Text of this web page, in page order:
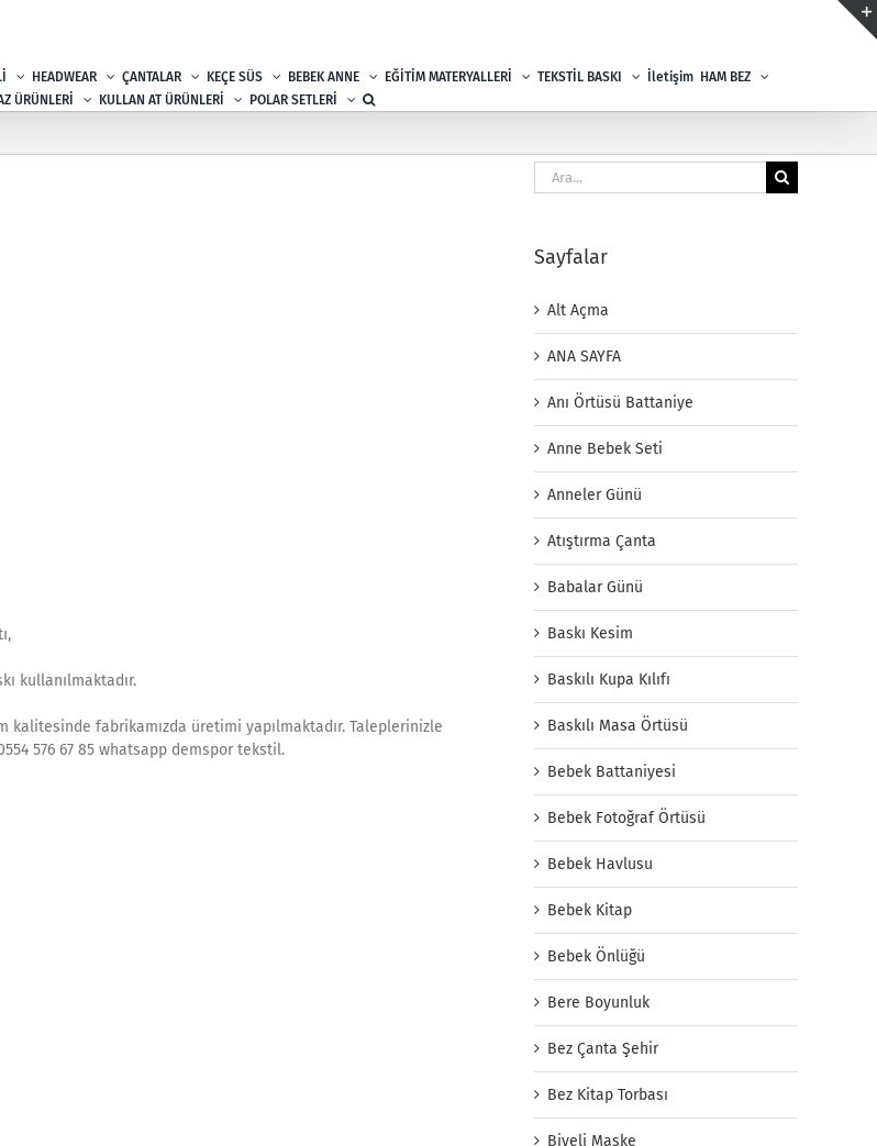
HEADWEAR ÇANTALAR KEÇE SÜS BEBEK ANNE EĞİTİM MATERYALLERİ TEKSTİL BASKI İletişim HAM BEZ
ÜRÜNLERİ KULLAN AT ÜRÜNLERİ POLAR SETLERİ
kullanılmaktadır.
kalitesinde fabrikamızda üretimi yapılmaktadır. Taleplerinizle
576 67 85 whatsapp demspor tekstil.
Ara:
Sayfalar
Alt Açma
ANA SAYFA
Anı Örtüsü Battaniye
Anne Bebek Seti
Anneler Günü
Atıştırma Çanta
Babalar Günü
Baskı Kesim
Baskılı Kupa Kılıfı
Baskılı Masa Örtüsü
Bebek Battaniyesi
Bebek Fotoğraf Örtüsü
Bebek Havlusu
Bebek Kitap
Bebek Önlüğü
Bere Boyunluk
Bez Çanta Şehir
Bez Kitap Torbası
Biyeli Maske